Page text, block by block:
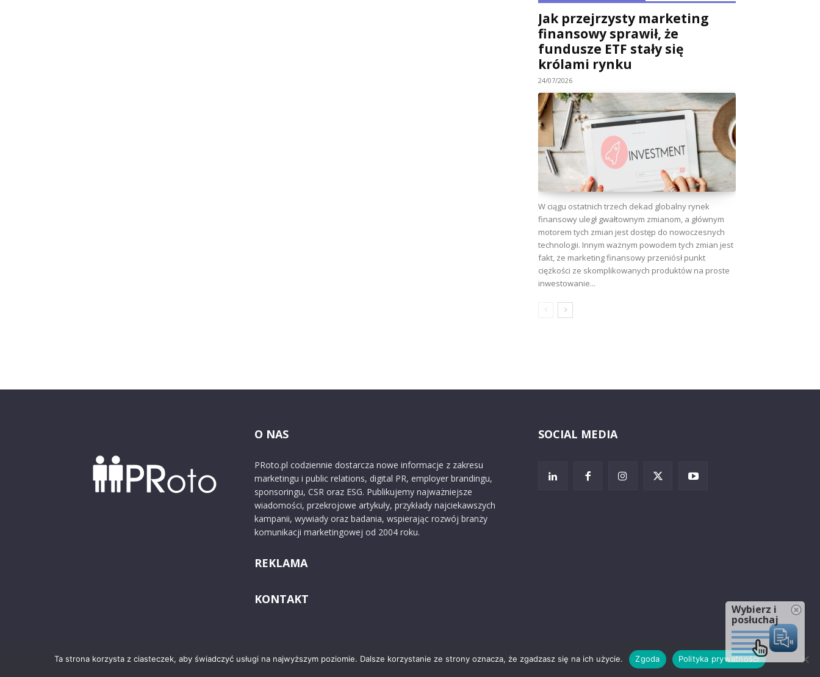
Jak przejrzysty marketing
finansowy sprawił, że
fundusze ETF stały się
królami rynku
24/07/2026
W ciągu ostatnich trzech dekad globalny rynek
finansowy uległ gwałtownym zmianom, a głównym
motorem tych zmian jest dostęp do nowoczesnych
technologii. Innym ważnym powodem tych zmian jest
fakt, że marketing finansowy przeniósł punkt
ciężkości ze skomplikowanych produktów na proste
inwestowanie...
O NAS
PRoto.pl codziennie dostarcza nowe informacje z zakresu
marketingu i public relations, digital PR, employer brandingu,
sponsoringu, CSR oraz ESG. Publikujemy najważniejsze
wiadomości, przekrojowe artykuły, przykłady najciekawszych
kampanii, wywiady oraz badania, wspierając rozwój branży
komunikacji marketingowej od 2004 roku.
REKLAMA
KONTAKT
SOCIAL MEDIA
© 2024 PRoto.pl O nas Reklama Zastrzeżenia prawne
Ta strona korzysta z ciasteczek, aby świadczyć usługi na najwyższym poziomie. Dalsze korzystanie ze strony oznacza, że zgadzasz się na ich użycie. Zgoda Polityka prywatności
Wybierz i
posłuchaj